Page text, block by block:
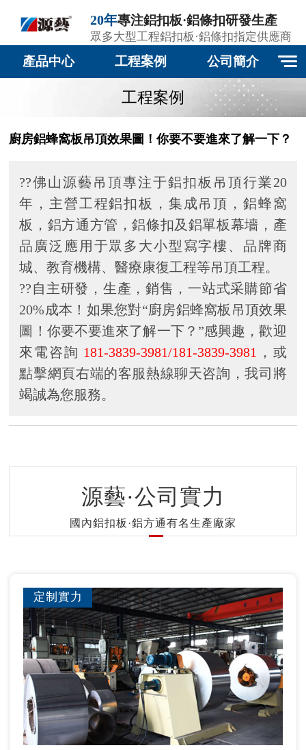
20年專注鋁扣板·鋁條扣研發生產
眾多大型工程鋁扣板·鋁條扣指定供應商
產品中心 工程案例 公司簡介
工程案例
廚房鋁蜂窩板吊頂效果圖！你要不要進來了解一下？
??佛山源藝吊頂專注于鋁扣板吊頂行業20
年，主營工程鋁扣板，集成吊頂，鋁蜂窩
板，鋁方通方管，鋁條扣及鋁單板幕墻，產
品廣泛應用于眾多大小型寫字樓、品牌商
城、教育機構、醫療康復工程等吊頂工程。
??自主研發，生產，銷售，一站式采購節省
20%成本！如果您對“廚房鋁蜂窩板吊頂效果
圖！你要不要進來了解一下？”感興趣，歡迎
來電咨詢 181-3839-3981/181-3839-3981
，或
點擊網頁右端的客服熱線聊天咨詢，我司將
竭誠為您服務。
源藝·公司實力
國內鋁扣板·鋁方通有名生產廠家
定制實力